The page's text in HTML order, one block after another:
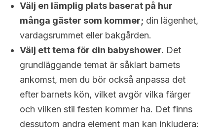
Välj en lämplig plats baserat på hur
många gäster som kommer; din lägenhet,
vardagsrummet eller bakgården.
Välj ett tema för din babyshower. Det
grundläggande temat är såklart barnets
ankomst, men du bör också anpassa det
efter barnets kön, vilket avgör vilka färger
och vilken stil festen kommer ha. Det finns
dessutom andra element man kan inkludera: